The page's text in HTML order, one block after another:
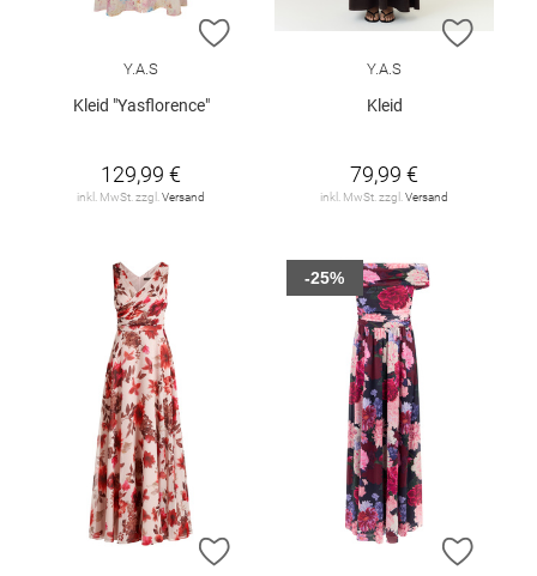
ZUR WUNSCHLISTE HINZUFÜGEN
Y.A.S
Kleid "Yasflorence"
129,99 €
inkl. MwSt. zzgl. Versand
ZUR
Y.A.S
Kleid
79,99 €
inkl. MwSt. zzgl. Versand
ZUR WUNSCHLISTE HINZUFÜGEN
ZUR
-25%